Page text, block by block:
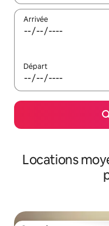
Arrivée
Départ
Locations